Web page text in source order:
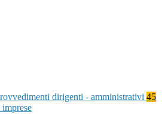
dirigenti - amministrativi 45